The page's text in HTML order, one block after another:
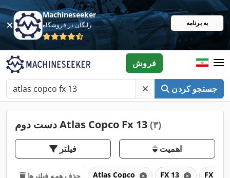
Machineseeker
رایگان در فروشگاه به برنامه
جستجو کردن
فروش
دست دوم Atlas Copco Fx 13 (۳)
فیلتر اهمیت
حذف همه فیلترها Atlas Copco FX 13 FX